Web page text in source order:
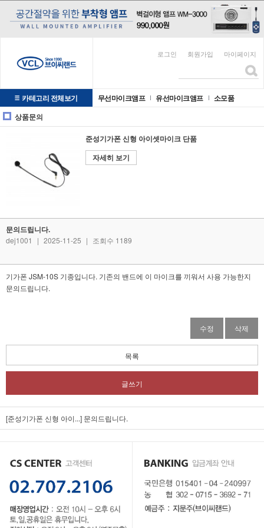
로그인 회원가입 마이페이지
카테고리 전체보기 무선마이크앰프 유선마이크앰프
소모품
상품문의
준성기가폰 신형 아이셋마이크 단품
자세히 보기
문의드립니다.
dej1001 | 2025-11-25 | 조회수 1189
기가폰 JSM-10S 기종입니다. 기존의 밴드에 이 마이크를 끼워서 사용 가능한지
문의드립니다.
수정 삭제
목록
글쓰기
[준성기가폰 신형 아이...] 문의드립니다.